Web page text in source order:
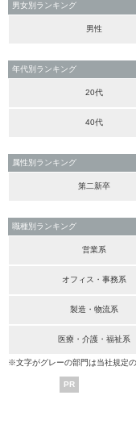
男女別ランキング
男性
年代別ランキング
20代
40代
属性別ランキング
第二新卒
職種別ランキング
営業系
オフィス・事務系
製造・物流系
医療・介護・福祉系
※文字がグレーの部門は当社規定
PR